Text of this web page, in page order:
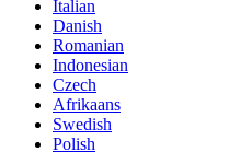
Italian
Danish
Romanian
Indonesian
Czech
Afrikaans
Swedish
Polish